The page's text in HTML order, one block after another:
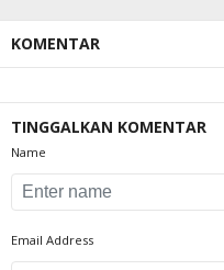
KOMENTAR
TINGGALKAN KOMENTAR
Name
Email Address